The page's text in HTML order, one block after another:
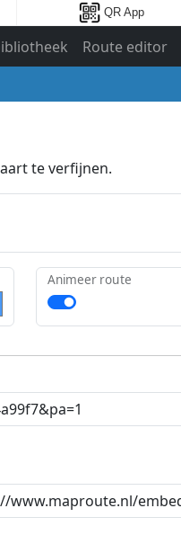
QR App
Route editor
te verfijnen.
Animeer route